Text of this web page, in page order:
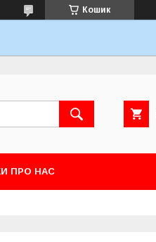
Кошик
ПРО НАС